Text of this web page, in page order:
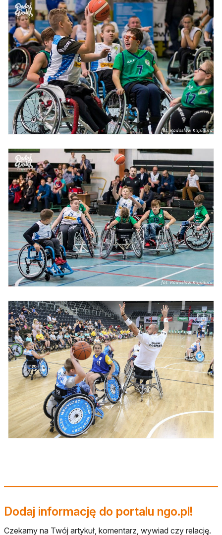
Dodaj informację do portalu ngo.pl!
Czekamy na Twój artykuł, komentarz, wywiad czy relację.